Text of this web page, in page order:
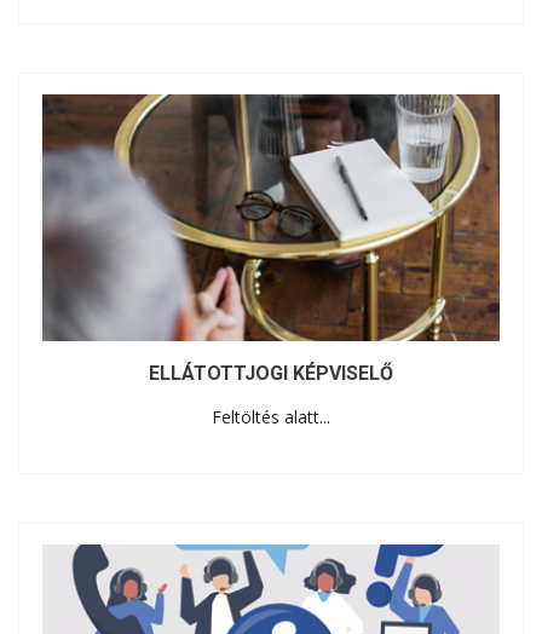
ELLÁTOTTJOGI KÉPVISELŐ
Feltöltés alatt...